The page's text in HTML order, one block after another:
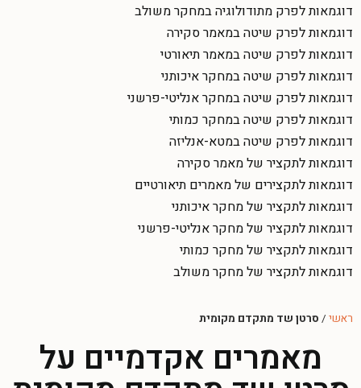
דוגמאות לפרק מתודולוגיה במחקר משולב
דוגמאות לפרק שיטה במאמר סקירה
דוגמאות לפרק שיטה במאמר תיאורטי
דוגמאות לפרק שיטה במחקר איכותני
דוגמאות לפרק שיטה במחקר אנליטי-פרשני
דוגמאות לפרק שיטה במחקר כמותי
דוגמאות לפרק שיטה במטא-אנליזה
דוגמאות לתקציר של מאמר סקירה
דוגמאות לתקצירים של מאמרים תיאורטיים
דוגמאות לתקציר של מחקר איכותני
דוגמאות לתקציר של מחקר אנליטי-פרשני
דוגמאות לתקציר של מחקר כמותי
דוגמאות לתקציר של מחקר משולב
ראשי / סרטן שד מתקדם מקומית
מאמרים אקדמיים על